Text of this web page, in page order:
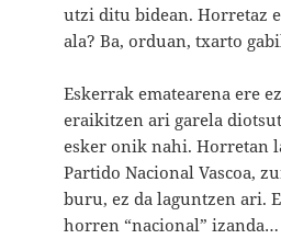
utzi ditu bidean. Horretaz
ala? Ba, orduan, txarto
Eskerrak ematearena ere
eraikitzen ari garela
esker onik nahi. Horretan
Partido Nacional Vascoa,
buru, ez da laguntzen ari.
horren “nacional” izanda…